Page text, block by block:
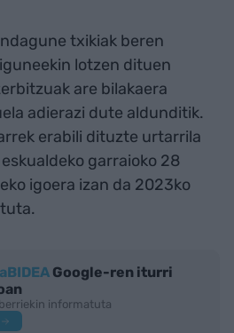
txikiak beren
lotzen dituen
are bilakaera
adierazi dute aldunditik.
erabili dituzte urtarrila
garraioko 28
igoera izan da 2023ko
Google-ren iturri
informatuta